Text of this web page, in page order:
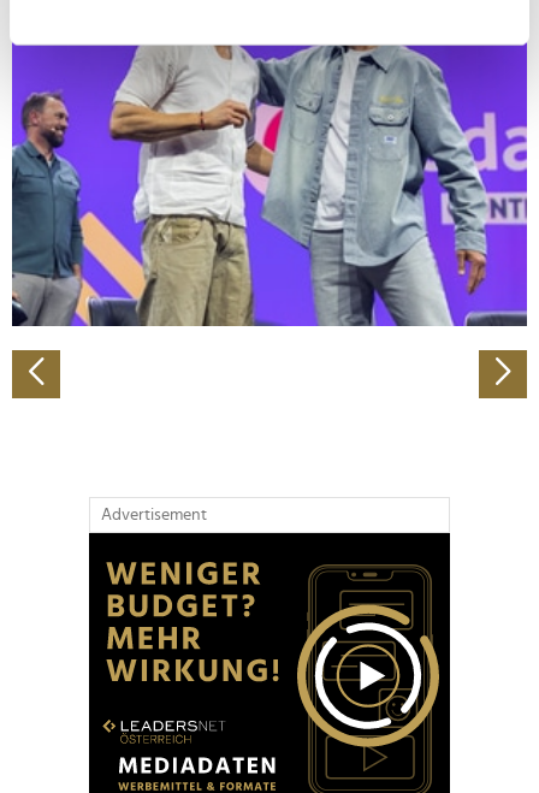
bestimmten Merkmalen (Fingerprinting) identifizieren
Erfahren Sie mehr darüber, wie Ihre persönlichen Daten
verarbeitet werden, und legen Sie Ihre Präferenzen im
Abschnitt Einzelheiten fest.
Wir verwenden Cookies, um Inhalte und Anzeigen zu
personalisieren, Funktionen für soziale Medien anbieten
zu können und die Zugriffe auf unsere Website zu
analysieren. Außerdem geben wir Informationen zu Ihrer
Verwendung unserer Website an unsere Partner für
soziale Medien, Werbung und Analysen weiter. Unsere
Partner führen diese Informationen möglicherweise mit
Advertisement